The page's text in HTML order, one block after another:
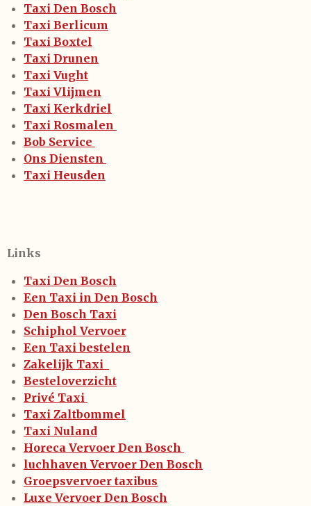
Taxi Den Bosch
Taxi Berlicum
Taxi Boxtel
Taxi Drunen
Taxi Vught
Taxi Vlijmen
Taxi Kerkdriel
Taxi Rosmalen
Bob Service
Ons Diensten
Taxi Heusden
Links
Taxi Den Bosch
Een Taxi in Den Bosch
Den Bosch Taxi
Schiphol Vervoer
Een Taxi bestelen
Zakelijk Taxi
Besteloverzicht
Privé Taxi
Taxi Zaltbommel
Taxi Nuland
Horeca Vervoer Den Bosch
luchhaven Vervoer Den Bosch
Groepsvervoer taxibus
Luxe Vervoer Den Bosch